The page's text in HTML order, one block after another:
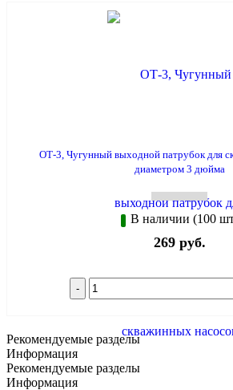
ОТ-3, Чугунный выходной патрубок для
диаметром 3 дюйма
В наличии (100
269 руб.
Рекомендуемые разделы
Информация
Рекомендуемые разделы
Информация